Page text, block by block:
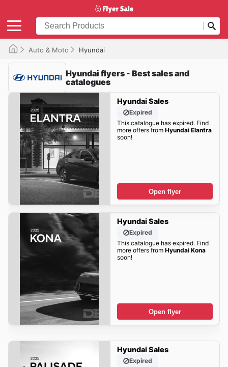
Auto & Moto Hyundai
Hyundai flyers - Best sales and
catalogues
Hyundai Sales
Expired
This catalogue has expired. Find
more offers from Hyundai Elantra
soon!
Open flyer
Hyundai Sales
Expired
This catalogue has expired. Find
more offers from Hyundai Kona
soon!
Open flyer
Hyundai Sales
Expired